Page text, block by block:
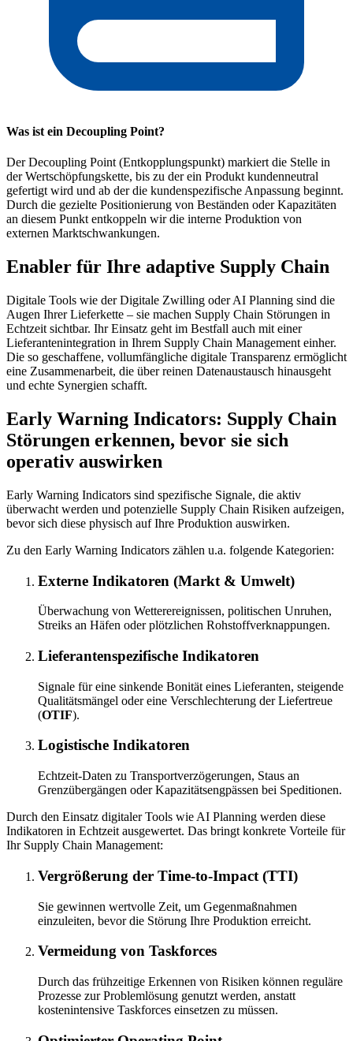
Was ist ein Decoupling Point?
Der Decoupling Point (Entkopplungspunkt) markiert die Stelle in
der Wertschöpfungskette, bis zu der ein Produkt kundenneutral
gefertigt wird und ab der die kundenspezifische Anpassung beginnt.
Durch die gezielte Positionierung von Beständen oder Kapazitäten
an diesem Punkt entkoppeln wir die interne Produktion von
externen Marktschwankungen.
Enabler für Ihre adaptive Supply Chain
Digitale Tools wie der Digitale Zwilling oder AI Planning sind die
Augen Ihrer Lieferkette – sie machen Supply Chain Störungen in
Echtzeit sichtbar. Ihr Einsatz geht im Bestfall auch mit einer
Lieferantenintegration in Ihrem Supply Chain Management einher.
Die so geschaffene, vollumfängliche digitale Transparenz ermöglicht
eine Zusammenarbeit, die über reinen Datenaustausch hinausgeht
und echte Synergien schafft.
Early Warning Indicators: Supply Chain
Störungen erkennen, bevor sie sich
operativ auswirken
Early Warning Indicators sind spezifische Signale, die aktiv
überwacht werden und potenzielle Supply Chain Risiken aufzeigen,
bevor sich diese physisch auf Ihre Produktion auswirken.
Zu den Early Warning Indicators zählen u.a. folgende Kategorien:
Externe Indikatoren (Markt & Umwelt)
Überwachung von Wetterereignissen, politischen Unruhen,
Streiks an Häfen oder plötzlichen Rohstoffverknappungen.
Lieferantenspezifische Indikatoren
Signale für eine sinkende Bonität eines Lieferanten, steigende
Qualitätsmängel oder eine Verschlechterung der Liefertreue
(OTIF).
Logistische Indikatoren
Echtzeit-Daten zu Transportverzögerungen, Staus an
Grenzübergängen oder Kapazitätsengpässen bei Speditionen.
Durch den Einsatz digitaler Tools wie AI Planning werden diese
Indikatoren in Echtzeit ausgewertet. Das bringt konkrete Vorteile für
Ihr Supply Chain Management:
Vergrößerung der Time-to-Impact (TTI)
Sie gewinnen wertvolle Zeit, um Gegenmaßnahmen
einzuleiten, bevor die Störung Ihre Produktion erreicht.
Vermeidung von Taskforces
Durch das frühzeitige Erkennen von Risiken können reguläre
Prozesse zur Problemlösung genutzt werden, anstatt
kostenintensive Taskforces einsetzen zu müssen.